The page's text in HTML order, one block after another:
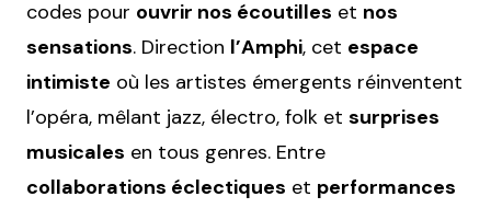
codes pour ouvrir nos écoutilles et nos
sensations. Direction l’Amphi, cet espace
intimiste où les artistes émergents réinventent
l’opéra, mêlant jazz, électro, folk et surprises
musicales en tous genres. Entre
collaborations éclectiques et performances